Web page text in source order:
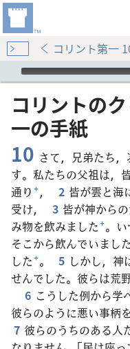
コリント第一
Audio Player
コリント​の​
一​の​手紙
10 さて，兄弟たち
す。私たちの父祖は，
通り +， 2 皆が雲と海
受け，
3 皆が神から
み物を飲みました+。
そこから飲んでいまし
した+。 5 しかし，神
せんでした。彼らは荒
6 こうした例から学
彼らのように悪い事柄
7 彼らのうちのある人